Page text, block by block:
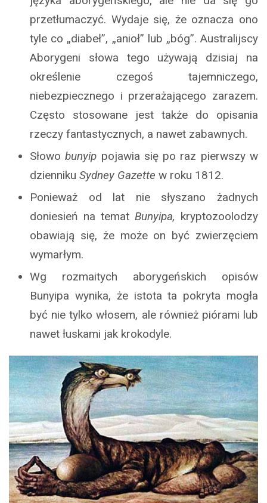
przetłumaczyć. Wydaje się, że oznacza ono
tyle co „diabeł”, „anioł” lub „bóg”. Australijscy
Aborygeni słowa tego używają dzisiaj na
określenie czegoś tajemniczego,
niebezpiecznego i przerażającego zarazem.
Często stosowane jest także do opisania
rzeczy fantastycznych, a nawet zabawnych.
Słowobunyip pojawia się po raz pierwszy w
dzienniku Sydney Gazette w roku 1812.
Ponieważ od lat nie słyszano żadnych
doniesień na temat Bunyipa, kryptozoolodzy
obawiają się, że może on być zwierzęciem
wymarłym.
Wg rozmaitych aborygeńskich opisów
Bunyipa wynika, że istota ta pokryta mogła
być nie tylko włosem, ale również piórami lub
nawet łuskami jak krokodyle.